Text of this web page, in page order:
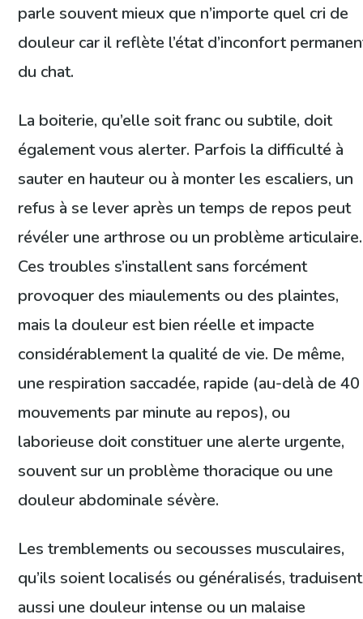
parle souvent mieux que n’importe quel cri de
douleur car il reflète l’état d’inconfort
du chat.
La boiterie, qu’elle soit franc ou subtile, doit
également vous alerter. Parfois la difficulté à
sauter en hauteur ou à monter les escaliers, un
refus à se lever après un temps de repos peut
révéler une arthrose ou un problème articulaire.
Ces troubles s’installent sans forcément
provoquer des miaulements ou des plaintes,
mais la douleur est bien réelle et impacte
considérablement la qualité de vie. De même,
une respiration saccadée, rapide (au-delà de 40
mouvements par minute au repos), ou
laborieuse doit constituer une alerte urgente,
souvent sur un problème thoracique ou une
douleur abdominale sévère.
Les tremblements ou secousses musculaires,
qu’ils soient localisés ou généralisés, traduisent
aussi une douleur intense ou un malaise